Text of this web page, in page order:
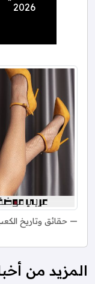
2026
حقائق وتاريخ
المزيد من